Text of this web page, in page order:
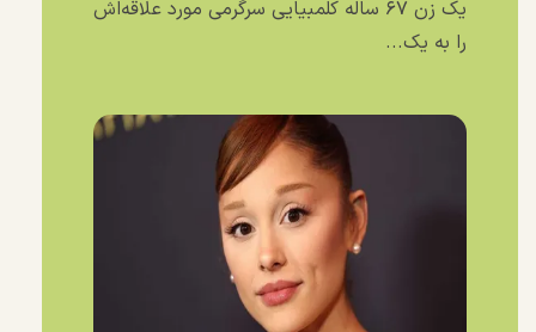
یک زن ۶۷ ساله کلمبیایی سرگرمی مورد علاقه‌اش
را به یک...